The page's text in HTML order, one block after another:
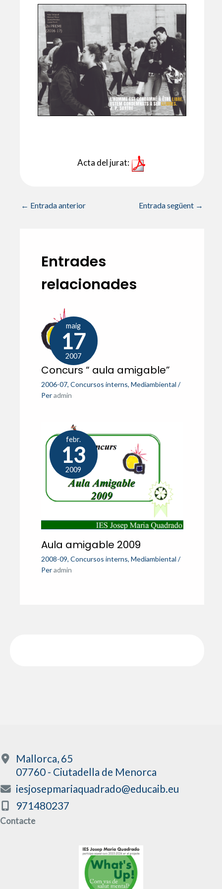
Acta del jurat:
← Entrada anterior Entrada següent →
Entrades
relacionades
maig
17
2007
Concurs “ aula amigable”
2006-07, Concursos interns, Mediambiental /
Per admin
febr.
13
2009
Aula amigable 2009
2008-09, Concursos interns, Mediambiental /
Per admin
Mallorca, 65
07760 - Ciutadella de Menorca
iesjosepmariaquadrado@educaib.eu
971480237
Contacte